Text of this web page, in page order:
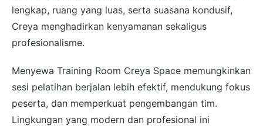
lengkap, ruang yang luas, serta suasana kondusif,
Creya menghadirkan kenyamanan sekaligus
profesionalisme.
Menyewa Training Room Creya Space memungkinkan
sesi pelatihan berjalan lebih efektif, mendukung fokus
peserta, dan memperkuat pengembangan tim.
Lingkungan yang modern dan profesional ini